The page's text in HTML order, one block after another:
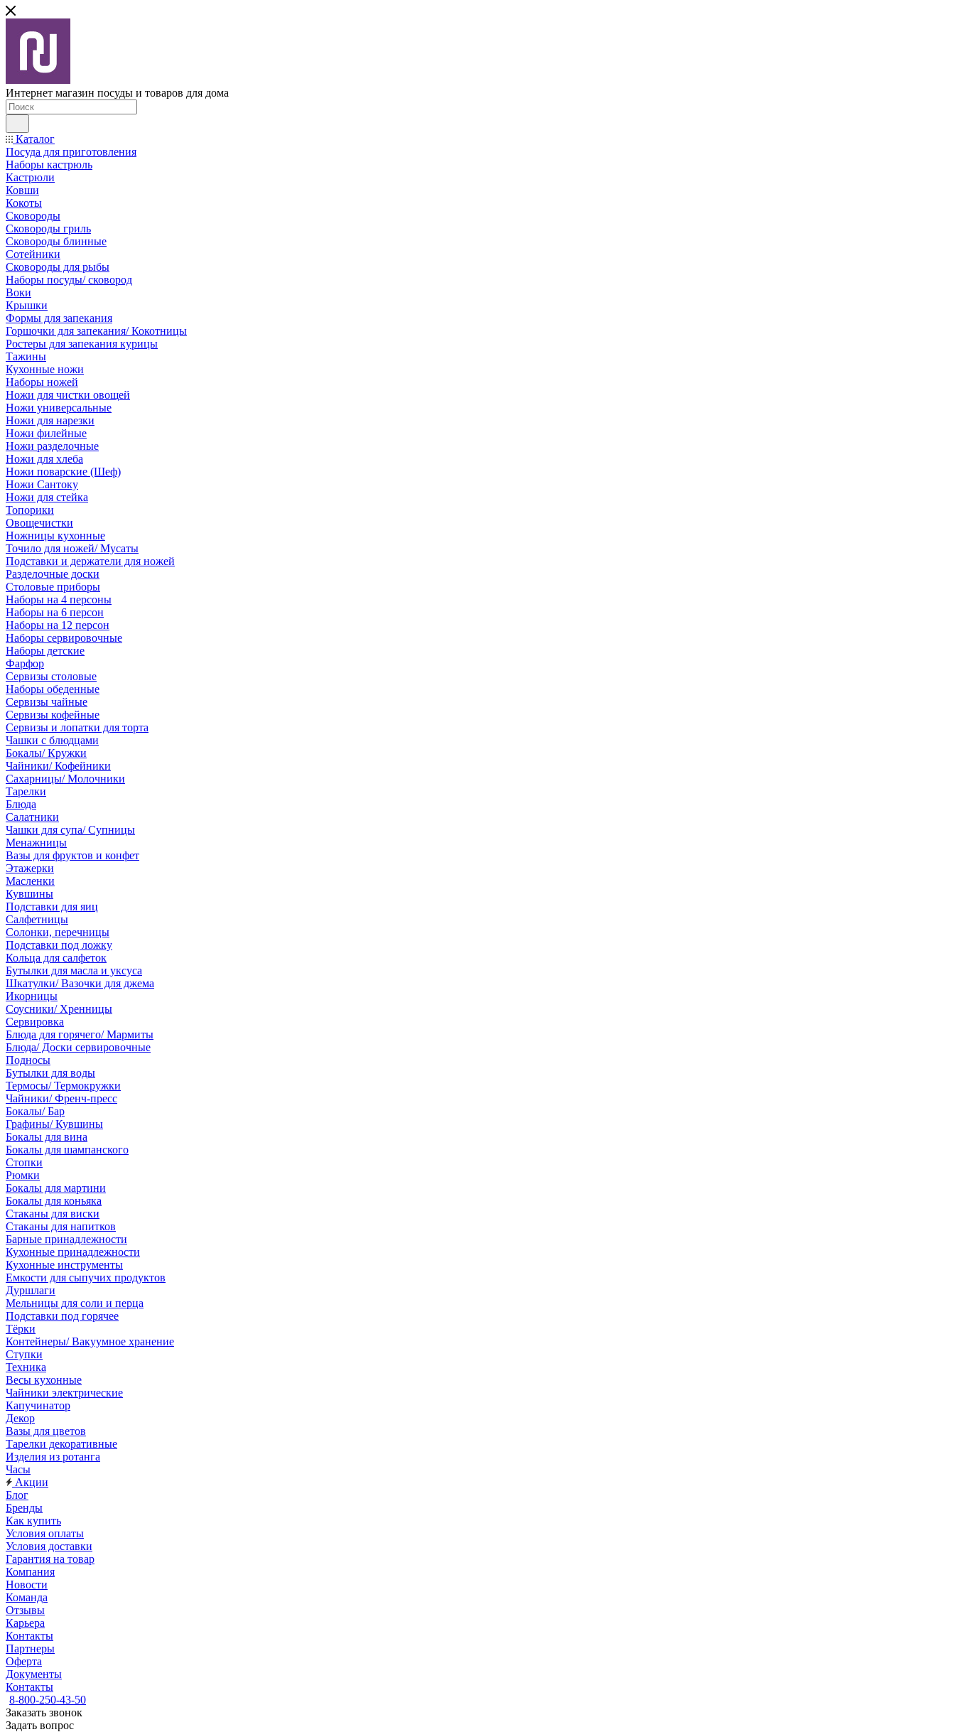
Интернет магазин посуды и товаров для дома
Каталог
Посуда для приготовления
Наборы кастрюль
Кастрюли
Ковши
Кокоты
Сковороды
Сковороды гриль
Сковороды блинные
Сотейники
Сковороды для рыбы
Наборы посуды/ сковород
Воки
Крышки
Формы для запекания
Горшочки для запекания/ Кокотницы
Ростеры для запекания курицы
Тажины
Кухонные ножи
Наборы ножей
Ножи для чистки овощей
Ножи универсальные
Ножи для нарезки
Ножи филейные
Ножи разделочные
Ножи для хлеба
Ножи поварские (Шеф)
Ножи Сантоку
Ножи для стейка
Топорики
Овощечистки
Ножницы кухонные
Точило для ножей/ Мусаты
Подставки и держатели для ножей
Разделочные доски
Столовые приборы
Наборы на 4 персоны
Наборы на 6 персон
Наборы на 12 персон
Наборы сервировочные
Наборы детские
Фарфор
Сервизы столовые
Наборы обеденные
Сервизы чайные
Сервизы кофейные
Сервизы и лопатки для торта
Чашки с блюдцами
Бокалы/ Кружки
Чайники/ Кофейники
Сахарницы/ Молочники
Тарелки
Блюда
Салатники
Чашки для супа/ Супницы
Менажницы
Вазы для фруктов и конфет
Этажерки
Масленки
Кувшины
Подставки для яиц
Салфетницы
Солонки, перечницы
Подставки под ложку
Кольца для салфеток
Бутылки для масла и уксуса
Шкатулки/ Вазочки для джема
Икорницы
Соусники/ Хренницы
Сервировка
Блюда для горячего/ Мармиты
Блюда/ Доски сервировочные
Подносы
Бутылки для воды
Термосы/ Термокружки
Чайники/ Френч-пресс
Бокалы/ Бар
Графины/ Кувшины
Бокалы для вина
Бокалы для шампанского
Стопки
Рюмки
Бокалы для мартини
Бокалы для коньяка
Стаканы для виски
Стаканы для напитков
Барные принадлежности
Кухонные принадлежности
Кухонные инструменты
Емкости для сыпучих продуктов
Дуршлаги
Мельницы для соли и перца
Подставки под горячее
Тёрки
Контейнеры/ Вакуумное хранение
Ступки
Техника
Весы кухонные
Чайники электрические
Капучинатор
Декор
Вазы для цветов
Тарелки декоративные
Изделия из ротанга
Часы
Акции
Блог
Бренды
Как купить
Условия оплаты
Условия доставки
Гарантия на товар
Компания
Новости
Команда
Отзывы
Карьера
Контакты
Партнеры
Оферта
Документы
Контакты
8-800-250-43-50
Заказать звонок
Задать вопрос